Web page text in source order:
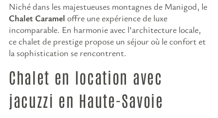
Niché dans les majestueuses montagnes de Manigod, le
Chalet Caramel offre une expérience de luxe
incomparable. En harmonie avec l’architecture locale,
ce chalet de prestige propose un séjour où le confort et
la sophistication se rencontrent.
Chalet en location avec
jacuzzi en Haute-Savoie